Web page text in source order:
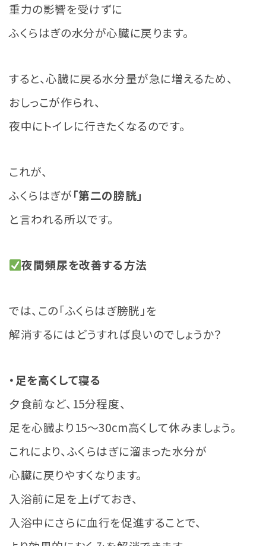
重力の影響を受けずに
ふくらはぎの水分が心臓に戻ります。
すると、心臓に戻る水分量が急に増えるため、
おしっこが作られ、
夜中にトイレに行きたくなるのです。
これが、
ふくらはぎが「第二の膀胱」
と言われる所以です。
夜間頻尿を改善する方法
では、この「ふくらはぎ膀胱」を
解消するにはどうすれば良いのでしょうか？
・足を高くして寝る
夕食前など、15分程度、
足を心臓より15〜30cm高くして休みましょう。
これにより、ふくらはぎに溜まった水分が
心臓に戻りやすくなります。
入浴前に足を上げておき、
入浴中にさらに血行を促進することで、